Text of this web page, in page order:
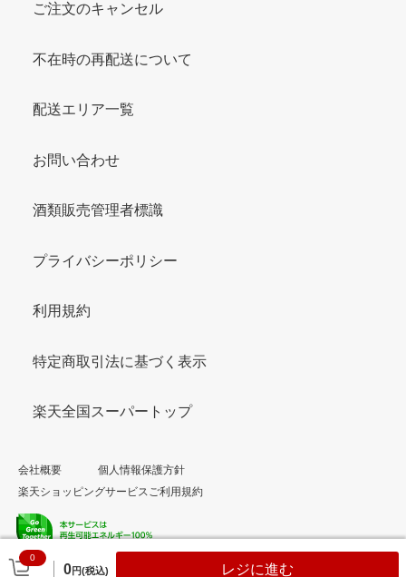
0
0円(税込) レジに進む
ご注文のキャンセル
不在時の再配送について
配送エリア一覧
お問い合わせ
酒類販売管理者標識
プライバシーポリシー
利用規約
特定商取引法に基づく表示
楽天全国スーパートップ
会社概要
個人情報保護方針
楽天ショッピングサービスご利用規約
© Rakuten Group, Inc.